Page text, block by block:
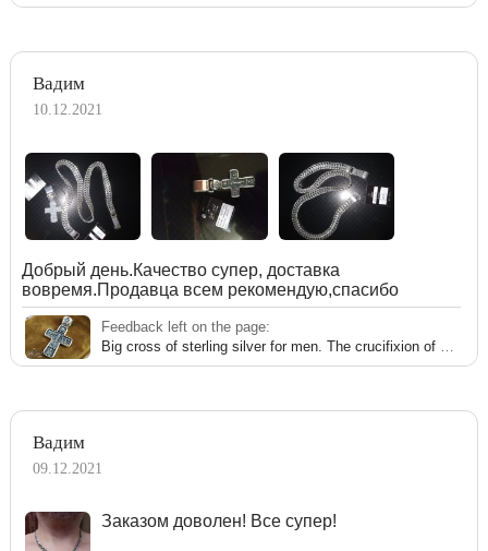
Вадим
10.12.2021
Добрый день.Качество супер, доставка
вовремя.Продавца всем рекомендую,спасибо
Feedback left on the page:
Вадим
09.12.2021
Заказом доволен! Все супер!